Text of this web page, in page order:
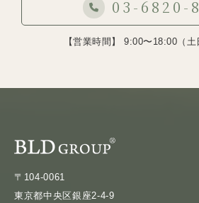
03-6820-
【営業時間】 9:00〜18:00（土
〒104-0061
東京都中央区銀座2-4-9